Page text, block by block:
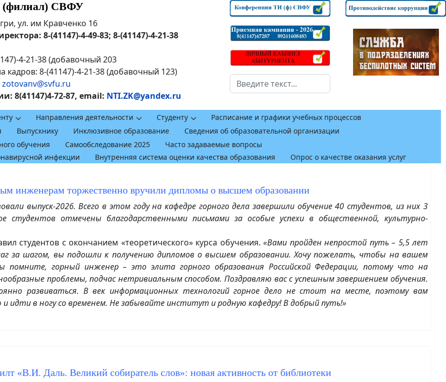
(филиал) СВФУ
ул. им Кравченко 16
8-(41147)-4-49-83; 8-(41147)-4-21-38
4-21-38 (добавочный 203
кадров: 8-(41147)-4-21-38 (добавочный 123)
zotovanv@svfu.ru
8(41147)4-72-87, email: NTI.ZK@yandex.ru
Поиск
Направления деятельности Студенту
Расписание и графики учебных процессов
Выпускнику Инклюзивное образование
Сведения об образовательной организации
обучения Самообследование 2025
Часто задаваемые вопросы
инфекции
Внутренняя система оценки качества образования Опрос о качестве оказания услуг
инженерам торжественно вручили дипломы о высшем образовании
выпуск-2026. Всего в этом году на кафедре горного дела завершили обучение 40 студентов, из них 3
студентов отмечены благодарственными письмами за особые успехи в общественной, культурно-
студентов с окончанием «теоретического» курса обучения. «Вами пройден непростой путь – 5,5 лет
за шагом, вы подошли к получению дипломов о высшем образовании. Хочу пожелать, чтобы на вашем
горный инженер – это элита горного образования Российской Федерации, потому что на
проблемы, подчас нетривиальным способом. Поздравляю вас с успешным завершением обучения.
развиваться. В век информационных технологий горное дело не стоит на месте, поэтому вам
в ногу со временем. Не забывайте институт и родную кафедру! В добрый путь!»
«В.И. Даль. Великий собиратель слов»: новая активность от библиотеки